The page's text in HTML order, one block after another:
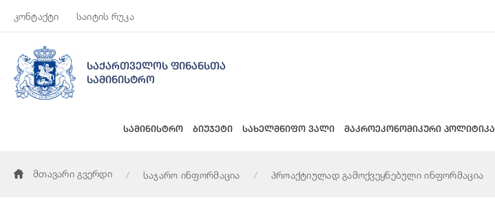
კონტაქტი საიტის რუკა
საქართველოს ფინანსთა
სამინისტრო
სამინისტრო ბიუჯეტი სახელმწიფო ვალი მაკროეკონომიკური პოლიტიკა
მთავარი გვერდი საჯარო ინფორმაცია
პროაქტიულად გამოქვეყნებული ინფორმაცია